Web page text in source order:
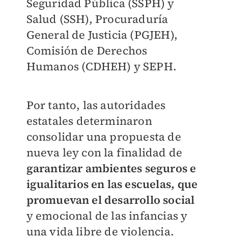
Seguridad Pública (SSPH) y
Salud (SSH), Procuraduría
General de Justicia (PGJEH),
Comisión de Derechos
Humanos (CDHEH) y SEPH.
Por tanto, las autoridades
estatales determinaron
consolidar una propuesta de
nueva ley con la finalidad de
garantizar ambientes seguros e
igualitarios en las escuelas, que
promuevan el desarrollo social
y emocional de las infancias y
una vida libre de violencia.